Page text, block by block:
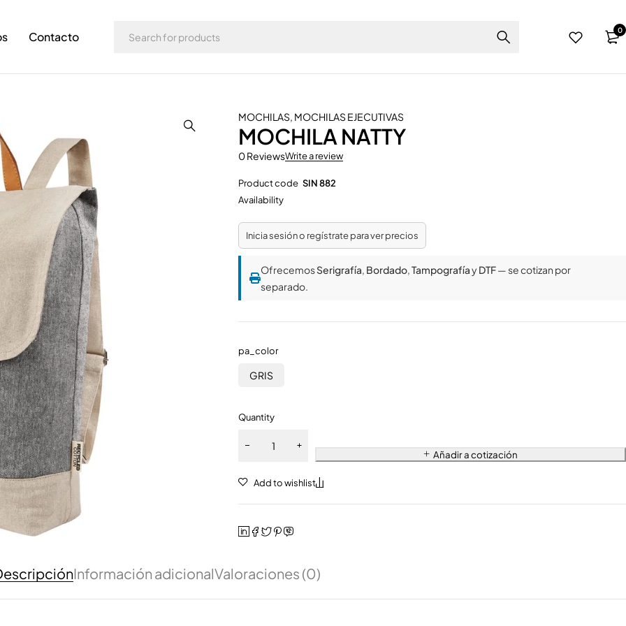
Contacto 0
MOCHILAS, MOCHILAS EJECUTIVAS
MOCHILA NATTY
0 ReviewsWrite a review
Product code SIN 882
Availability
Inicia sesión o regístrate para ver precios
OfrecemosSerigrafía, Bordado,TampografíayDTF— se cotizan por
separado.
pa_color
GRIS
Quantity
Añadir a cotización
Información adicionalValoraciones (0)